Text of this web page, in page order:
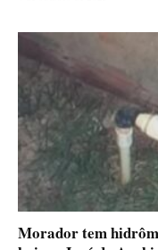
Morador tem